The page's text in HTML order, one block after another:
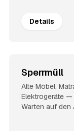
Details
Sperrmüll
Alte Möbel,
Elektrogeräte
Warten auf den